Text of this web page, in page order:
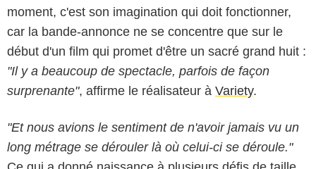
moment, c'est son imagination qui doit fonctionner,
car la bande-annonce ne se concentre que sur le
début d'un film qui promet d'être un sacré grand huit :
"Il y a beaucoup de spectacle, parfois de façon
surprenante", affirme le réalisateur à Variety.
"Et nous avions le sentiment de n'avoir jamais vu un
long métrage se dérouler là où celui-ci se déroule."